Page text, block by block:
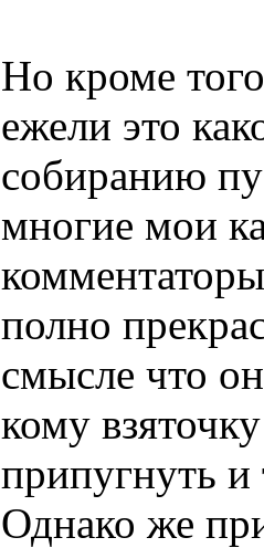
Но кроме
ежели это
собиранию
многие мои
полно
смысле что
кому
припугнуть
Однако же